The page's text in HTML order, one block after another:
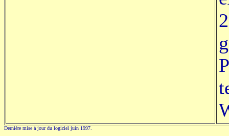
Dernière mise à jour du logiciel juin 1997.